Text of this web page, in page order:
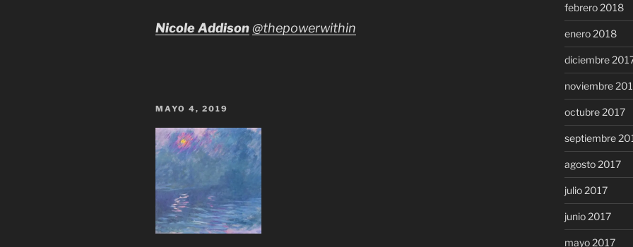
Nicole Addison@thepowerwithin
MAYO 4, 2019
febrero 2018
enero 2018
diciembre
noviembre
octubre 2017
septiembre
agosto 2017
julio 2017
junio 2017
mayo 2017